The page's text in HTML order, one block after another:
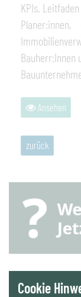
KPIs.
Planer:innen,
Bauherr:Innen
Ansehen
zurück
YouTube
Cookie